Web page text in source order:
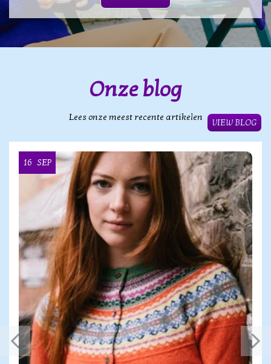
Onze blog
Lees onze meest recente artikelen
VIEW BLOG
16 SEP